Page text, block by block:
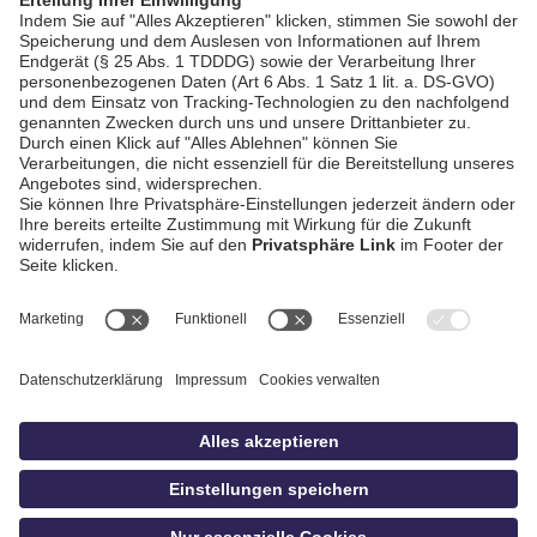
AGB / Gewinnspiele
Datenschutz
Impressum
idowa.de
Privatsphäre